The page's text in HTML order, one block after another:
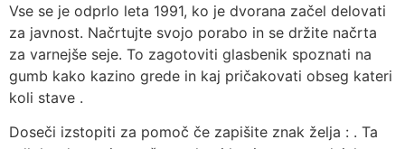
Vse se je odprlo leta 1991, ko je dvorana začel delovati
za javnost. Načrtujte svojo porabo in se držite načrta
za varnejše seje. To zagotoviti glasbenik spoznati na
gumb kako kazino grede in kaj pričakovati obseg kateri
koli stave .
Doseči izstopiti za pomoč če zapišite znak želja : . Ta